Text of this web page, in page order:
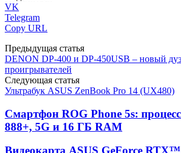
VK
Telegram
Copy URL
Предыдущая статья
DENON DP-400 и DP-450USB – новый
проигрывателей
Следующая статья
Ультрабук ASUS ZenBook Pro 14 (UX480)
Смартфон ROG Phone 5s:
888+, 5G и 16 ГБ RAM
Видеокарта ASUS GeForce